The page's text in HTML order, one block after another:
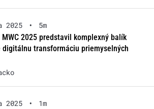
2025 •
5m
MWC 2025 predstavil komplexný balík
digitálnu transformáciu priemyselných
2025 •
1m